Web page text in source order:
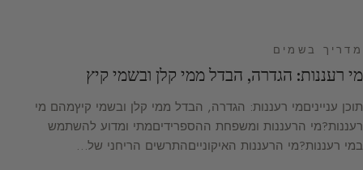
מדריך בשמים
מי רעננות: הגדרה, הבדל ממי קלן ובשמי קיץ
תוכן ענייניםמי רעננות: הגדרה, הבדל ממי קלן ובשמי קיץמהם מי
רעננות?מי הרעננות ומשפחת ההספרידיםמתי ומדוע להשתמש
במי רעננות?מי הרעננות האיקונייםהתרשים הריחני של…